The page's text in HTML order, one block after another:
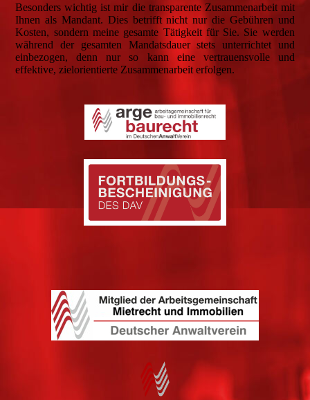
Besonders wichtig ist mir die transparente Zusammenarbeit mit
Ihnen als Mandant. Dies betrifft nicht nur die Gebühren und
Kosten, sondern meine gesamte Tätigkeit für Sie. Sie werden
während der gesamten Mandatsdauer stets unterrichtet und
einbezogen, denn nur so kann eine vertrauensvolle und
effektive, zielorientierte Zusammenarbeit erfolgen.